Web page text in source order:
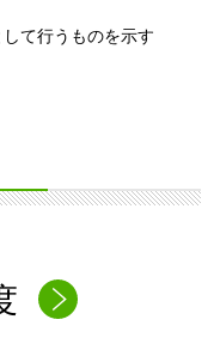
して行うものを示す